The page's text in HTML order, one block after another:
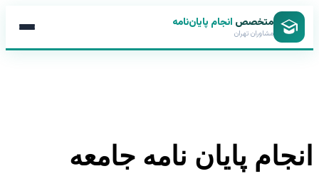
متخصص انجام پایان‌نامه
مشاوران تهران
انجام پایان نامه جامعه